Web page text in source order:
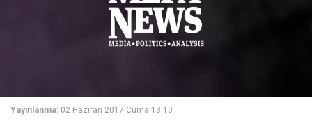
Yayınlanma: 02 Haziran 2017 Cuma 13:10